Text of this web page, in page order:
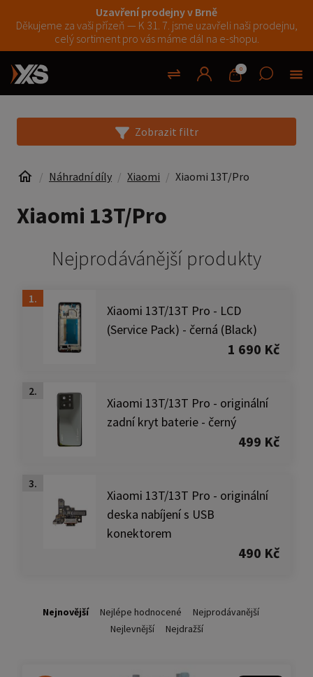
Uzavření prodejny v Brně
Děkujeme za vaši přízeň — K 31. 7. jsme uzavřeli naši prodejnu,
celý sortiment pro vás máme dál na e-shopu.
0
Zobrazit filtr
Náhradní díly Xiaomi Xiaomi 13T/Pro
Xiaomi 13T/Pro
Nejprodávánější produkty
1.
Xiaomi 13T/13T Pro - LCD
(Service Pack) - černá (Black)
1 690 Kč
2.
Xiaomi 13T/13T Pro - originální
zadní kryt baterie - černý
499 Kč
3.
Xiaomi 13T/13T Pro - originální
deska nabíjení s USB
konektorem
490 Kč
Nejnovější Nejlépe hodnocené
Nejprodávanější
Nejlevnější
Nejdražší